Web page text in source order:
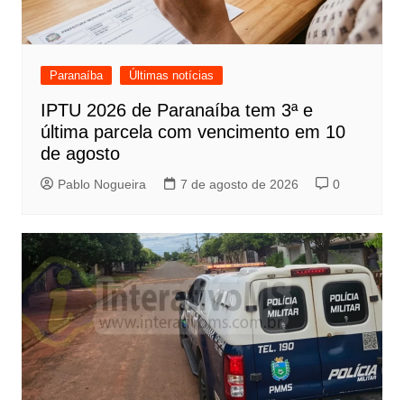
Paranaíba Últimas notícias
IPTU 2026 de Paranaíba tem 3ª e
última parcela com vencimento em 10
de agosto
Pablo Nogueira 7 de agosto de 2026 0